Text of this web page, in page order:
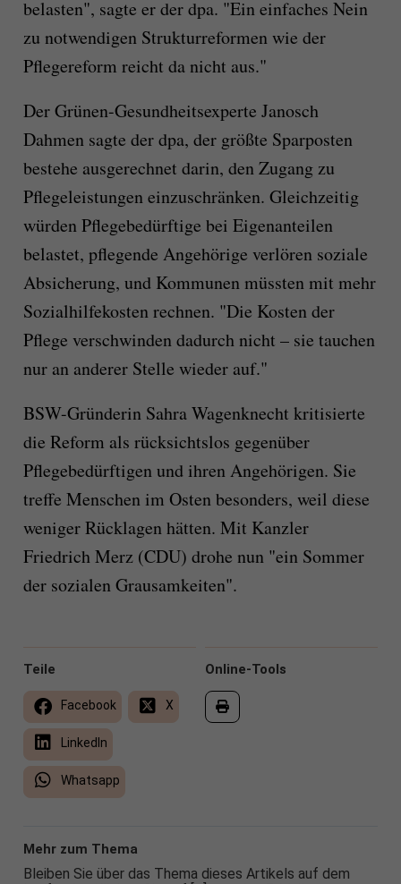
belasten", sagte er der dpa. "Ein einfaches Nein
zu notwendigen Strukturreformen wie der
Pflegereform reicht da nicht aus."
Der Grünen-Gesundheitsexperte Janosch
Dahmen sagte der dpa, der größte Sparposten
bestehe ausgerechnet darin, den Zugang zu
Pflegeleistungen einzuschränken. Gleichzeitig
würden Pflegebedürftige bei Eigenanteilen
belastet, pflegende Angehörige verlören soziale
Absicherung, und Kommunen müssten mit mehr
Sozialhilfekosten rechnen. "Die Kosten der
Pflege verschwinden dadurch nicht – sie tauchen
nur an anderer Stelle wieder auf."
BSW-Gründerin Sahra Wagenknecht kritisierte
die Reform als rücksichtslos gegenüber
Pflegebedürftigen und ihren Angehörigen. Sie
treffe Menschen im Osten besonders, weil diese
weniger Rücklagen hätten. Mit Kanzler
Friedrich Merz (CDU) drohe nun "ein Sommer
der sozialen Grausamkeiten".
Online-Tools
Teile
Facebook X
LinkedIn
Whatsapp
Mehr zum Thema
Bleiben Sie über das Thema dieses Artikels auf dem